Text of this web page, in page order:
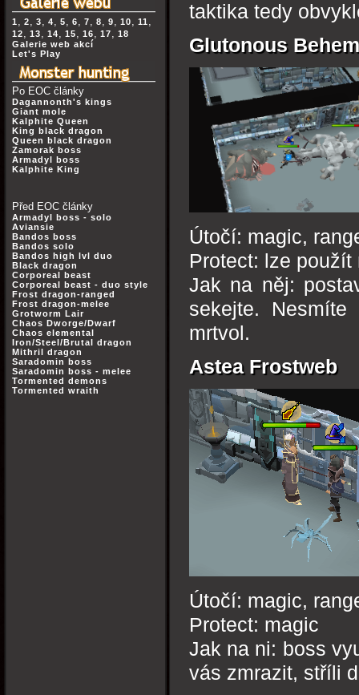
1 , 2, 3, 4, 5, 6, 7, 8, 9, 10, 11 ,
12, 13, 14, 15, 16, 17, 18
Galerie web akcí
Let's Play
Po EOC články
Dagannonth's kings
Giant mole
Kalphite Queen
King black dragon
Queen black dragon
Zamorak boss
Armadyl boss
Kalphite King
Před EOC články
Armadyl boss - solo
Aviansie
Bandos boss
Bandos solo
Bandos high lvl duo
Black dragon
Corporeal beast
Corporeal beast - duo style
Frost dragon-ranged
Frost dragon-melee
Grotworm Lair
Chaos Dworge/Dwarf
Chaos elemental
Iron/Steel/Brutal dragon
Mithril dragon
Saradomin boss
Saradomin boss - melee
Tormented demons
Tormented wraith
taktika tedy
Glutonous
Útočí: magic,
Protect: lze
Jak na něj:
sekejte.
mrtvol.
Astea Frostweb
Útočí: magic,
Protect: magic
Jak na ni: boss
vás zmrazit, stříli